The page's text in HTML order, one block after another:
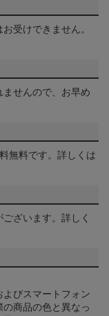
受けできません。
せんので、お早め
無料です。詳しくは
ざいます。詳しく
びスマートフォン
商品の色と異なっ